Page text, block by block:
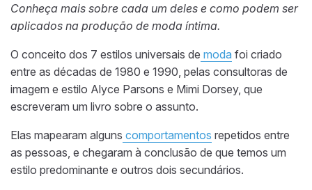
Conheça mais sobre cada um deles e como podem ser
aplicados na produção de moda íntima.
O conceito dos 7 estilos universais de moda foi criado
entre as décadas de 1980 e 1990, pelas consultoras de
imagem e estilo Alyce Parsons e Mimi Dorsey, que
escreveram um livro sobre o assunto.
Elas mapearam alguns comportamentos repetidos entre
as pessoas, e chegaram à conclusão de que temos um
estilo predominante e outros dois secundários.